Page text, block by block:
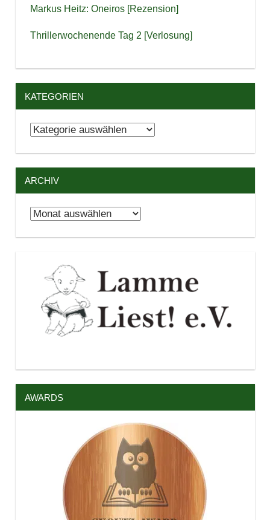
Markus Heitz: Oneiros [Rezension]
Thrillerwochenende Tag 2 [Verlosung]
KATEGORIEN
Kategorien
ARCHIV
Archiv
AWARDS